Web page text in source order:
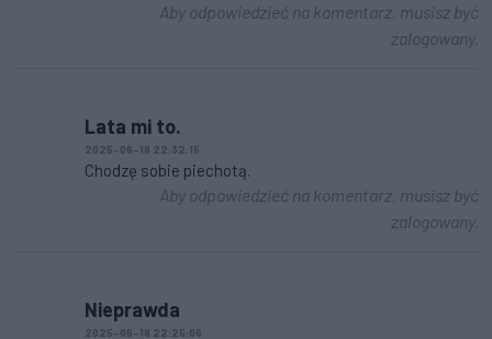
Aby odpowiedzieć na komentarz, musisz być
zalogowany.
Lata mi to.
2025-06-18 22:32:15
Chodzę sobie piechotą.
Aby odpowiedzieć na komentarz, musisz być
zalogowany.
Nieprawda
2025-06-18 22:25:06